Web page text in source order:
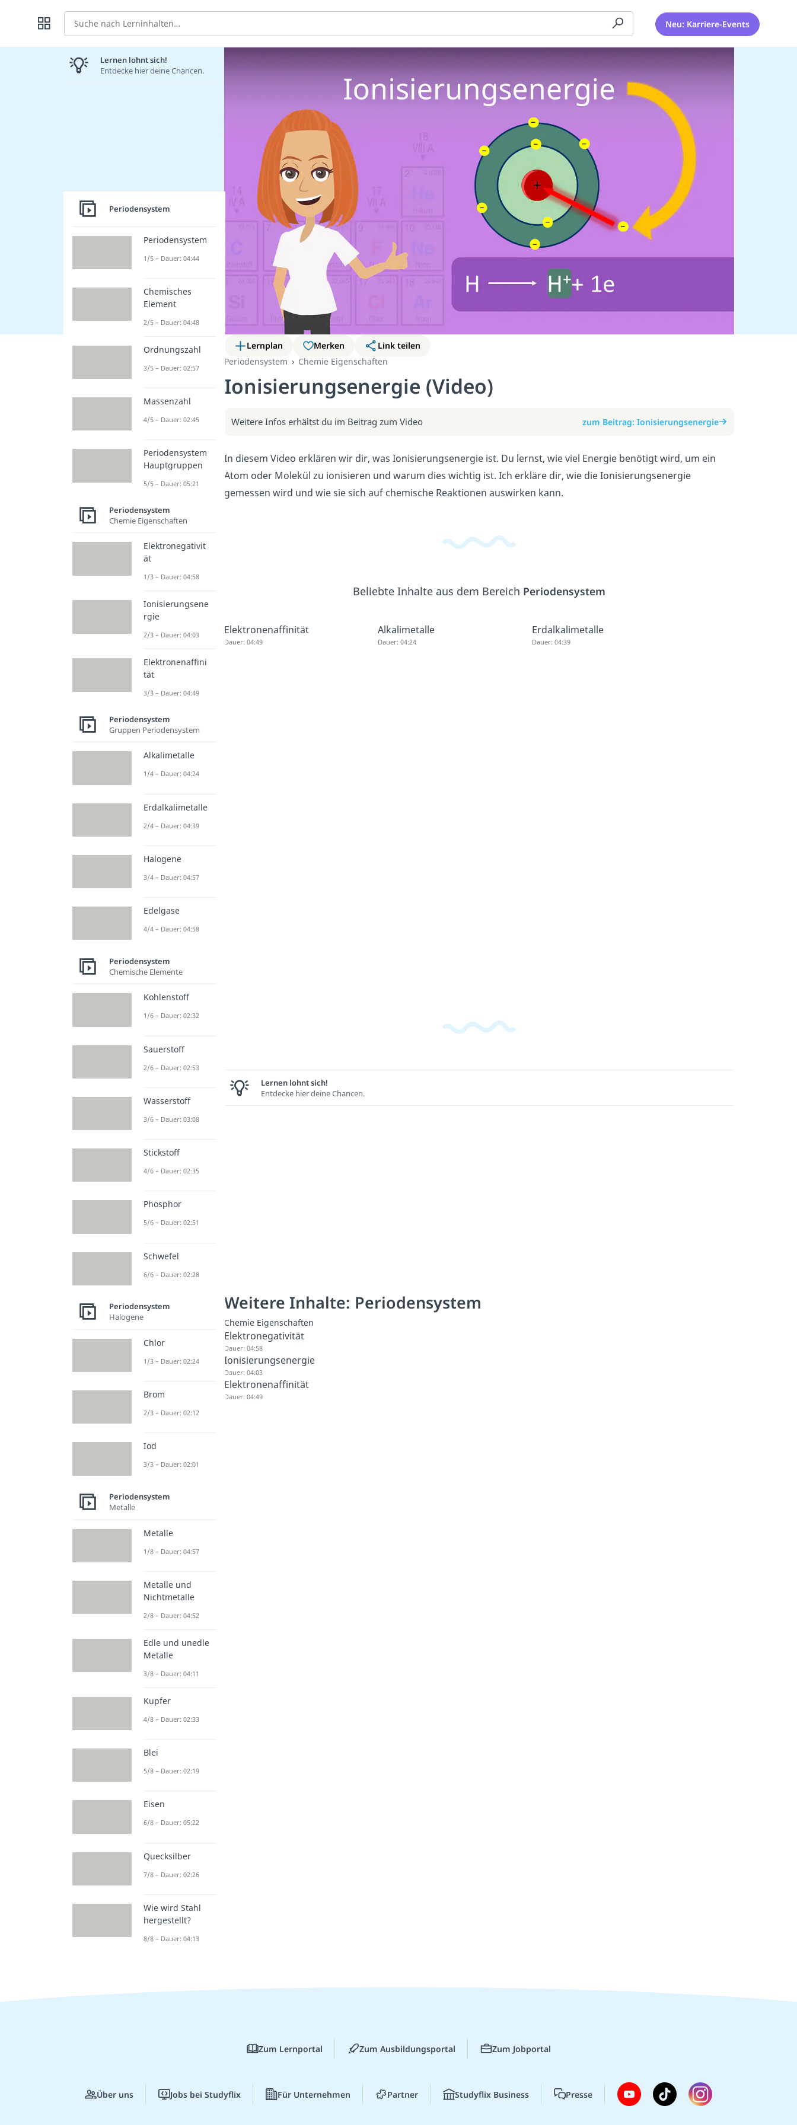
Suche Neu: Karriere-Events
Lernplan Merken
Link teilen
Periodensystem
Chemie Eigenschaften
Ionisierungsenergie (Video)
Weitere Infos erhältst du im Beitrag zum Video zum Beitrag: Ionisierungsenergie
In diesem Video erklären wir dir, was Ionisierungsenergie ist. Du lernst, wie viel Energie benötigt wird, um ein
Atom oder Molekül zu ionisieren und warum dies wichtig ist. Ich erkläre dir, wie die Ionisierungsenergie
gemessen wird und wie sie sich auf chemische Reaktionen auswirken kann.
Beliebte Inhalte aus dem Bereich Periodensystem
Elektronenaffinität
Dauer: 04:49
Alkalimetalle
Dauer: 04:24
Erdalkalimetalle
Dauer: 04:39
Lernen lohnt sich!
Entdecke hier deine Chancen.
Weitere Inhalte: Periodensystem
Chemie Eigenschaften
Elektronegativität
Dauer: 04:58
Ionisierungsenergie
Dauer: 04:03
Elektronenaffinität
Dauer: 04:49
Lernen lohnt sich!
Entdecke hier deine Chancen.
Periodensystem
Periodensystem
1/5 – Dauer: 04:44
Chemisches
Element
2/5 – Dauer: 04:48
Ordnungszahl
3/5 – Dauer: 02:57
Massenzahl
4/5 – Dauer: 02:45
Periodensystem
Hauptgruppen
5/5 – Dauer: 05:21
Periodensystem
Chemie Eigenschaften
Elektronegativit
ät
1/3 – Dauer: 04:58
Ionisierungsene
rgie
2/3 – Dauer: 04:03
Elektronenaffini
tät
3/3 – Dauer: 04:49
Periodensystem
Gruppen Periodensystem
Alkalimetalle
1/4 – Dauer: 04:24
Erdalkalimetalle
2/4 – Dauer: 04:39
Halogene
3/4 – Dauer: 04:57
Edelgase
4/4 – Dauer: 04:58
Periodensystem
Chemische Elemente
Kohlenstoff
1/6 – Dauer: 02:32
Sauerstoff
2/6 – Dauer: 02:53
Wasserstoff
3/6 – Dauer: 03:08
Stickstoff
4/6 – Dauer: 02:35
Phosphor
5/6 – Dauer: 02:51
Schwefel
6/6 – Dauer: 02:28
Periodensystem
Halogene
Chlor
1/3 – Dauer: 02:24
Brom
2/3 – Dauer: 02:12
Iod
3/3 – Dauer: 02:01
Periodensystem
Metalle
Metalle
1/8 – Dauer: 04:57
Metalle und
Nichtmetalle
2/8 – Dauer: 04:52
Edle und unedle
Metalle
3/8 – Dauer: 04:11
Kupfer
4/8 – Dauer: 02:33
Blei
5/8 – Dauer: 02:19
Eisen
6/8 – Dauer: 05:22
Quecksilber
7/8 – Dauer: 02:26
Wie wird Stahl
hergestellt?
8/8 – Dauer: 04:13
Zum Lernportal Zum Ausbildungsportal Zum Jobportal
Über uns Jobs bei Studyflix Für Unternehmen Partner Studyflix Business Presse